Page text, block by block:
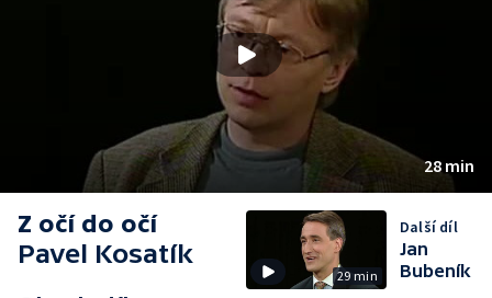
28 min
Z očí do očí
Pavel Kosatík
29 min
Další díl
Jan
Bubeník